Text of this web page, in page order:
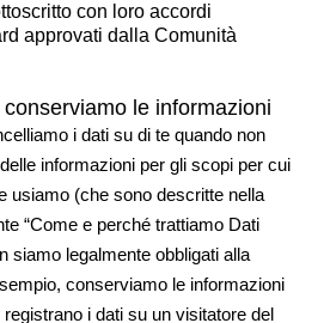
con loro accordi
approvati dalla Comunità
le informazioni
i dati su di te quando non
informazioni per gli scopi per cui
usiamo (che sono descritte nella
“Come e perché trattiamo Dati
siamo legalmente obbligati alla
conserviamo le informazioni
i dati su un visitatore del